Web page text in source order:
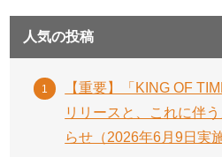
人気の投稿
【重要】「KING OF
リリースと、これに伴
らせ（2026年6月9日実施